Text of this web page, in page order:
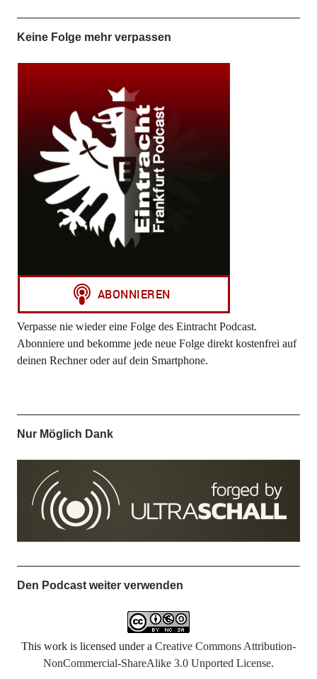
Keine Folge mehr verpassen
Verpasse nie wieder eine Folge des Eintracht Podcast.
Abonniere und bekomme jede neue Folge direkt kostenfrei auf
deinen Rechner oder auf dein Smartphone.
Nur Möglich Dank
Den Podcast weiter verwenden
This work is licensed under a Creative Commons Attribution-
NonCommercial-ShareAlike 3.0 Unported License.